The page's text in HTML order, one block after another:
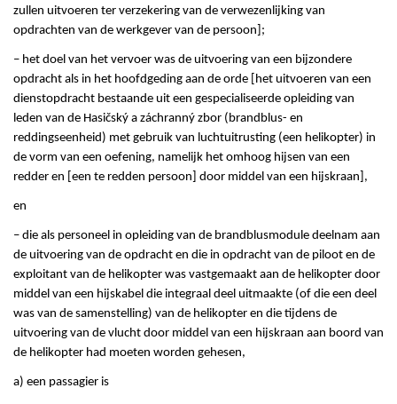
zullen uitvoeren ter verzekering van de verwezenlijking van
opdrachten van de werkgever van de persoon];
– het doel van het vervoer was de uitvoering van een bijzondere
opdracht als in het hoofdgeding aan de orde [het uitvoeren van een
dienstopdracht bestaande uit een gespecialiseerde opleiding van
leden van de Hasičský a záchranný zbor (brandblus- en
reddingseenheid) met gebruik van luchtuitrusting (een helikopter) in
de vorm van een oefening, namelijk het omhoog hijsen van een
redder en [een te redden persoon] door middel van een hijskraan],
en
– die als personeel in opleiding van de brandblusmodule deelnam aan
de uitvoering van de opdracht en die in opdracht van de piloot en de
exploitant van de helikopter was vastgemaakt aan de helikopter door
middel van een hijskabel die integraal deel uitmaakte (of die een deel
was van de samenstelling) van de helikopter en die tijdens de
uitvoering van de vlucht door middel van een hijskraan aan boord van
de helikopter had moeten worden gehesen,
a) een passagier is